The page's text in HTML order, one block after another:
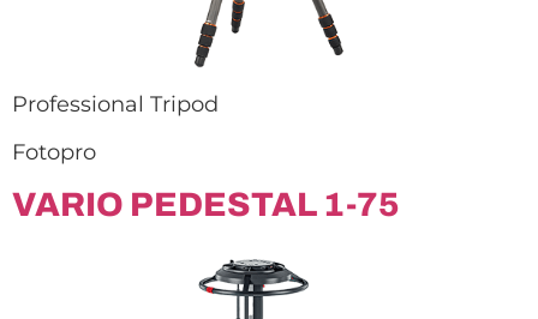
Professional Tripod
Fotopro
VARIO PEDESTAL 1-75